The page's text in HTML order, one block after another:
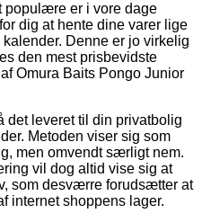
populære er i vore dage
dig at hente dine varer lige
Denne er jo virkelig
den mest prisbevidste
Omura Baits Pongo Junior
det leveret til din privatbolig
Metoden viser sig som
men omvendt særligt nem.
vil dog altid vise sig at
som desværre forudsætter at
internet shoppens lager.